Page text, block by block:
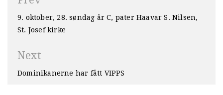
9. oktober, 28. søndag år C, pater Haavar S. Nilsen,
St. Josef kirke
Next
Dominikanerne har fått VIPPS